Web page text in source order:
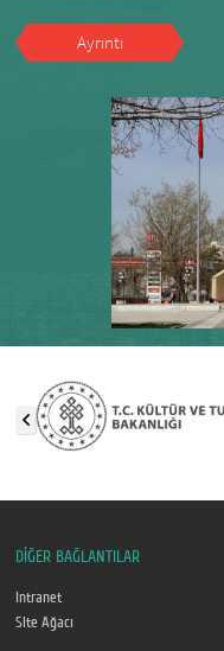
Ayrıntı
DİĞER BAĞLANTILAR
Intranet
Site Ağacı